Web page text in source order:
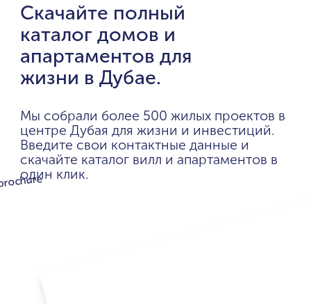
Скачайте полный
каталог домов и
апартаментов для
жизни в Дубае.
Мы собрали более 500 жилых проектов в
центре Дубая для жизни и инвестиций.
Введите свои контактные данные и
скачайте каталог вилл и апартаментов в
один клик.